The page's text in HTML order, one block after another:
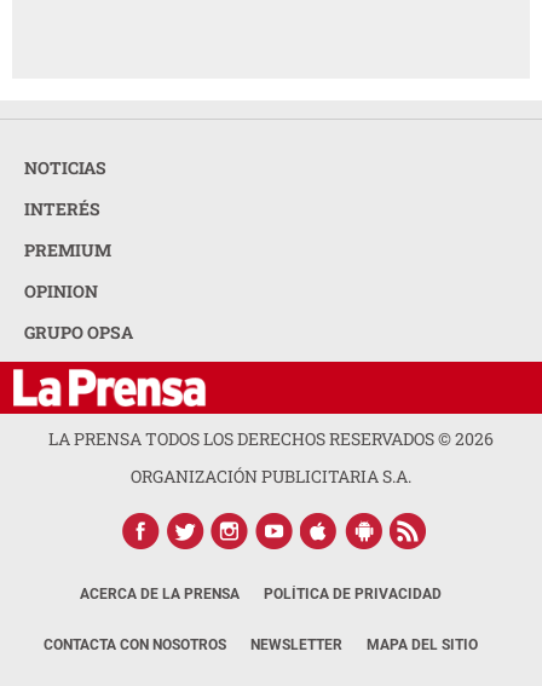
NOTICIAS
INTERÉS
PREMIUM
OPINION
GRUPO OPSA
LA PRENSA TODOS LOS DERECHOS RESERVADOS ©2026
ORGANIZACIÓN PUBLICITARIA S.A.
ACERCA DE LA PRENSA POLÍTICA DE PRIVACIDAD
CONTACTA CON NOSOTROS NEWSLETTER MAPA DEL SITIO